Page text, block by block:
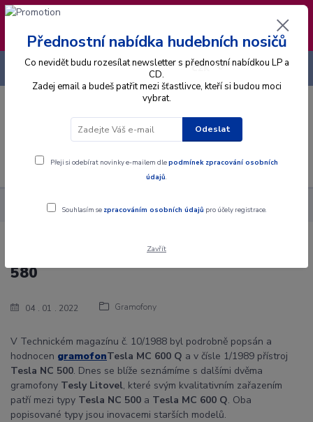
❣️ Od 4.8. do 13.8. čerpám dovolenou. Datum
expedice objednávek se posouvá na pátek
14.8.2026 🐋
Menu
CZK
+420 725 736 293
Blog Gramofony Recenze gramofonu Tesla NC 452 a NC 580
04 01 2022 Gramofony
Recenze gramofonu Tesla NC 452 a NC
580
V Technickém magazínu č. 10/1988 byl podrobně popsán a
hodnocen gramofonTesla MC 600 Q a v čísle 1/1989 přístroj
Tesla NC 500. Dnes se blíže seznámíme s dalšími dvěma
gramofony Tesly Litovel, které svým kvalitativním zařazením
patří mezi typy Tesla NC 500 a Tesla MC 600 Q. Oba
popisované typy jsou inovacemi starších modelů.
Přednostní nabídka hudebních nosičů
Co nevidět budu rozesílat newsletter s přednostní nabídkou LP a
CD.
Zadej email a budeš patřit mezi šťastlivce, kteří si budou moci
vybrat.
Odeslat
Přeji si odebírat novinky e-mailem dlepodmínek zpracování osobních
údajů.
Souhlasím se zpracováním osobních údajů pro účely registrace.
Zavřít